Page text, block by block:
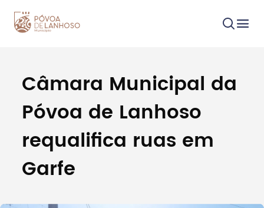
Procurar
Tipo de conteúdo
Câmara Municipal da
Póvoa de Lanhoso
requalifica ruas em
Garfe